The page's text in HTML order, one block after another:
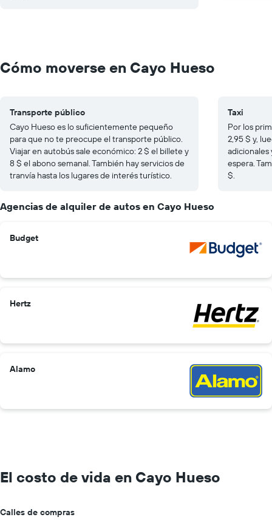
Cómo moverse en Cayo Hueso
Transporte público
Cayo Hueso es lo suficientemente pequeño
para que no te preocupe el transporte público.
Viajar en autobús sale económico: 2 $ el billete y
8 $ el abono semanal. También hay servicios de
tranvía hasta los lugares de interés turístico.
Taxi
Por los
2,95 $ y,
adicionales
espera.
$.
Agencias de alquiler de autos en Cayo Hueso
Budget
Hertz
Alamo
El costo de vida en Cayo Hueso
Calles de compras